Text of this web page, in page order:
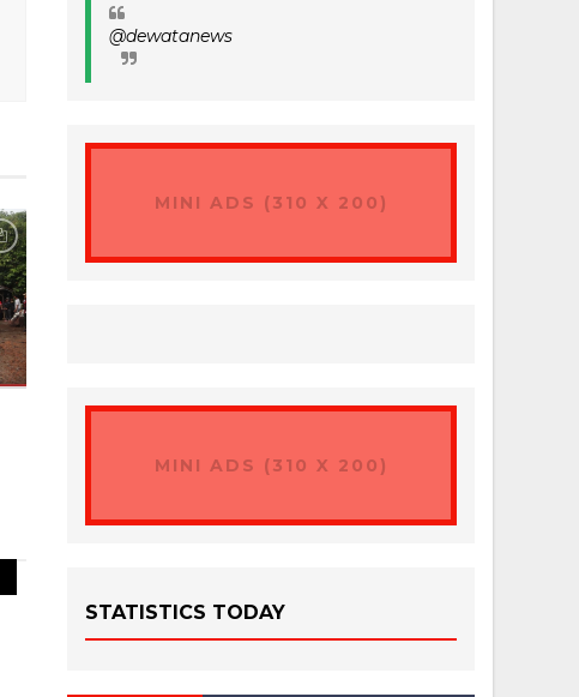
@dewatanews
MINI ADS (310 X 200)
MINI ADS (310 X 200)
STATISTICS TODAY